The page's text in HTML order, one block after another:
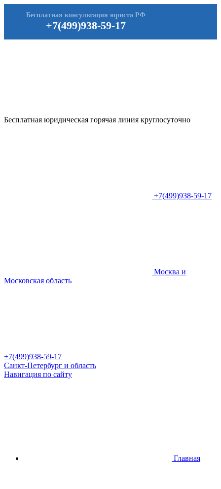
+7(499)938-59-17
Бесплатная консультация юриста РФ
Бесплатная юридическая горячая линия круглосуточно
+7(499)938-59-17
Москва и
Московская область
+7(499)938-59-17
Санкт-Петербург и область
Навигация по сайту
Главная